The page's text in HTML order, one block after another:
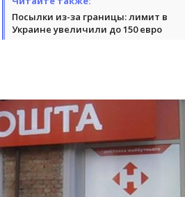
Посылки из-за границы: лимит в
Украине увеличили до 150 евро